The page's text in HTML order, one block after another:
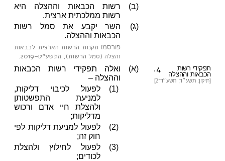
(ב)
רשות הכבאות וההצלה היא
רשות ממלכתית ארצית.
(ג)
השר יקבע את סמל רשות
הכבאות וההצלה.
פורסמו תקנות הרשות הארצית לכבאות
והצלה (סמל הרשות), התשע״ט–2019
4.
תפקידי רשות
הכבאות וההצלה
[תיקון: תשע״ד, תשע״ד־2]
(א)
ואלה תפקידי רשות הכבאות
וההצלה –
(1)
לפעול לכיבוי דליקות,
למניעת התפשטותן
ולהצלת חיי אדם ורכוש
מדליקות;
(2)
לפעול למניעת דליקות לפי
חוק זה;
(3)
לפעול לחילוץ ולהצלת
לכודים;